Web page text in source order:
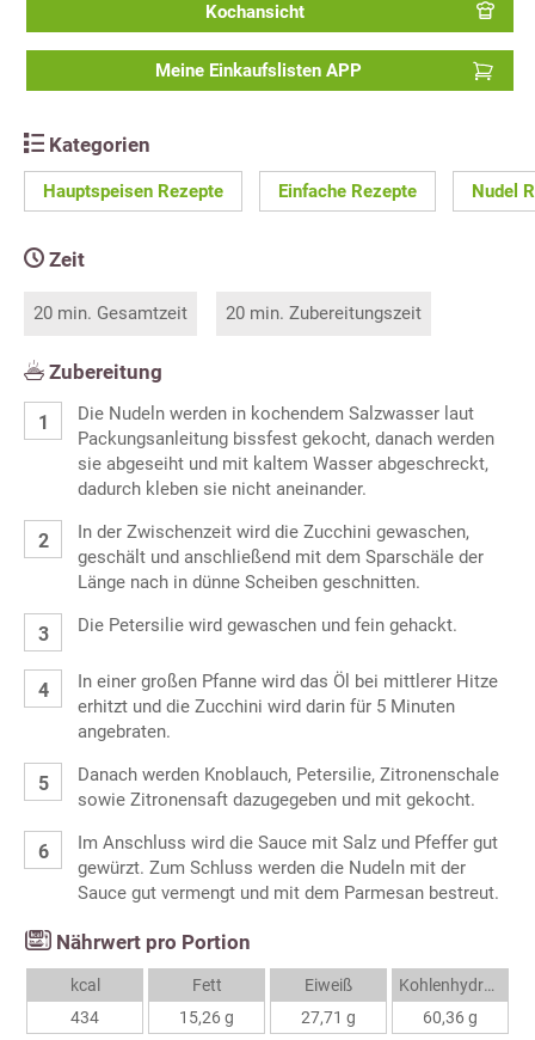
Kochansicht
Meine Einkaufslisten APP
Kategorien
Hauptspeisen Rezepte Einfache Rezepte Nudel
Zeit
20 min. Gesamtzeit 20 min. Zubereitungszeit
Zubereitung
Die Nudeln werden in kochendem Salzwasser laut
Packungsanleitung bissfest gekocht, danach werden
sie abgeseiht und mit kaltem Wasser abgeschreckt,
dadurch kleben sie nicht aneinander.
In der Zwischenzeit wird die Zucchini gewaschen,
geschält und anschließend mit dem Sparschäle der
Länge nach in dünne Scheiben geschnitten.
Die Petersilie wird gewaschen und fein gehackt.
In einer großen Pfanne wird das Öl bei mittlerer Hitze
erhitzt und die Zucchini wird darin für 5 Minuten
angebraten.
Danach werden Knoblauch, Petersilie, Zitronenschale
sowie Zitronensaft dazugegeben und mit gekocht.
Im Anschluss wird die Sauce mit Salz und Pfeffer gut
gewürzt. Zum Schluss werden die Nudeln mit der
Sauce gut vermengt und mit dem Parmesan bestreut.
Nährwert pro Portion
kcal
434
Fett
15,26 g
Eiweiß
27,71 g
Kohlenhydrate
60,36 g